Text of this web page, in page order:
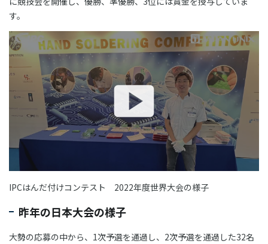
す。
IPCはんだ付けコンテスト 2022年度世界大会の様子
昨年の日本大会の様子
大勢の応募の中から、1次予選を通過し、2次予選を通過した32名